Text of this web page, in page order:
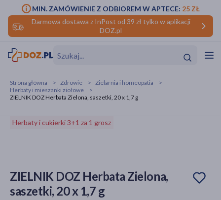
Darmowa dostawa z InPost od 39 zł tylko w aplikacji
DOZ.pl
MIN. ZAMÓWIENIE Z ODBIOREM W APTECE: 25 ZŁ
Hit
Hit
makijażu
Strona główna Zdrowie
Zielarnia i homeopatia
Herbaty i mieszanki ziołowe
ZIELNIK DOZ Herbata Zielona, saszetki, 20 x 1,7 g
Herbaty i cukierki 3+1 za 1 grosz
ZIELNIK DOZ Herbata Zielona,
saszetki, 20 x 1,7 g